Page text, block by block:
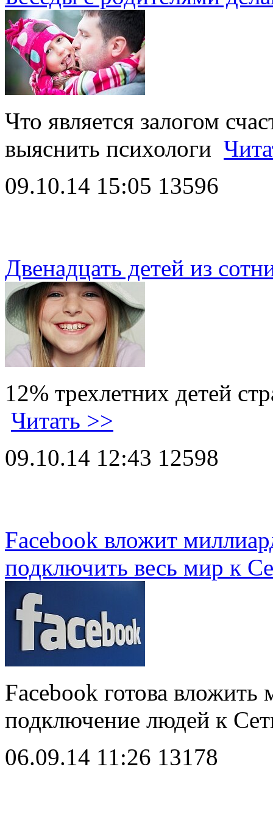
Что является залогом
выяснить психологи
09.10.14 15:05 13596
Двенадцать детей из
12% трехлетних детей
Читать >>
09.10.14 12:43 12598
Facebook вложит
подключить весь мир к
Facebook готова
подключение людей к
06.09.14 11:26 13178